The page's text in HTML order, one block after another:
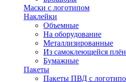
Маски с логотипом
Наклейки
Объемные
На оборудование
Металлизированные
Из самоклеющейся
Бумажные
Пакеты
Пакеты ПВД с